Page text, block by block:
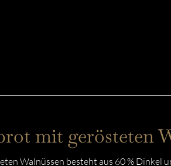
mit gerösteten
Walnüssen besteht aus 60 % Dinkel